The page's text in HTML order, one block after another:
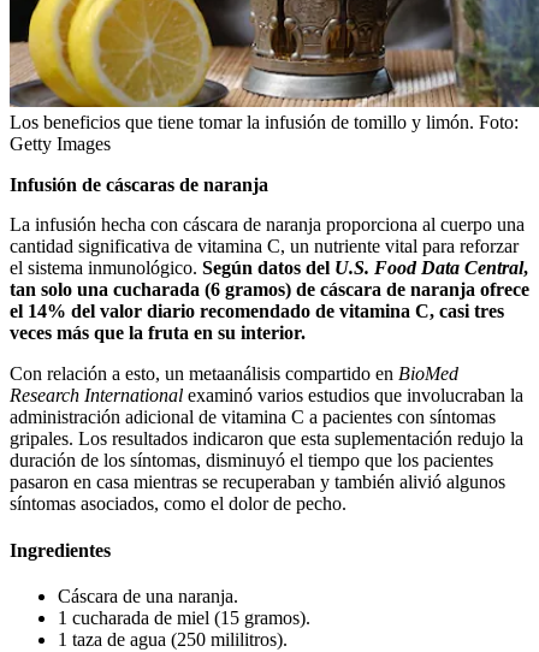
Los beneficios que tiene tomar la infusión de tomillo y limón. Foto:
Getty Images
Infusión de cáscaras de naranja
La infusión hecha con cáscara de naranja proporciona al cuerpo una
cantidad significativa de vitamina C, un nutriente vital para reforzar
el sistema inmunológico. Según datos del U.S. Food Data Central,
tan solo una cucharada (6 gramos) de cáscara de naranja ofrece
el 14% del valor diario recomendado de vitamina C, casi tres
veces más que la fruta en su interior.
Con relación a esto, un metaanálisis compartido en BioMed
Research International examinó varios estudios que involucraban la
administración adicional de vitamina C a pacientes con síntomas
gripales. Los resultados indicaron que esta suplementación redujo la
duración de los síntomas, disminuyó el tiempo que los pacientes
pasaron en casa mientras se recuperaban y también alivió algunos
síntomas asociados, como el dolor de pecho.
Ingredientes
Cáscara de una naranja.
1 cucharada de miel (15 gramos).
1 taza de agua (250 mililitros).